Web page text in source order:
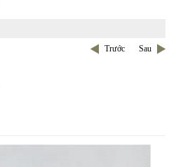
Trước Sau